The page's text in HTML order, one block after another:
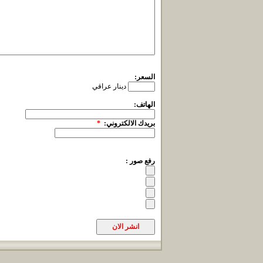
السعر:
دينار عراقي
الهاتف:
بريدك الالكتروني: *
رفع صور :
انشر الان